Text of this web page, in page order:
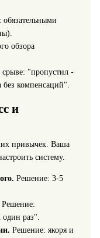
обязательными
обзора
срыве: "пропустил -
без компенсаций".
и
привычек. Ваша
систему.
Решение: 3-5
Решение:
один раз".
Решение: якоря и